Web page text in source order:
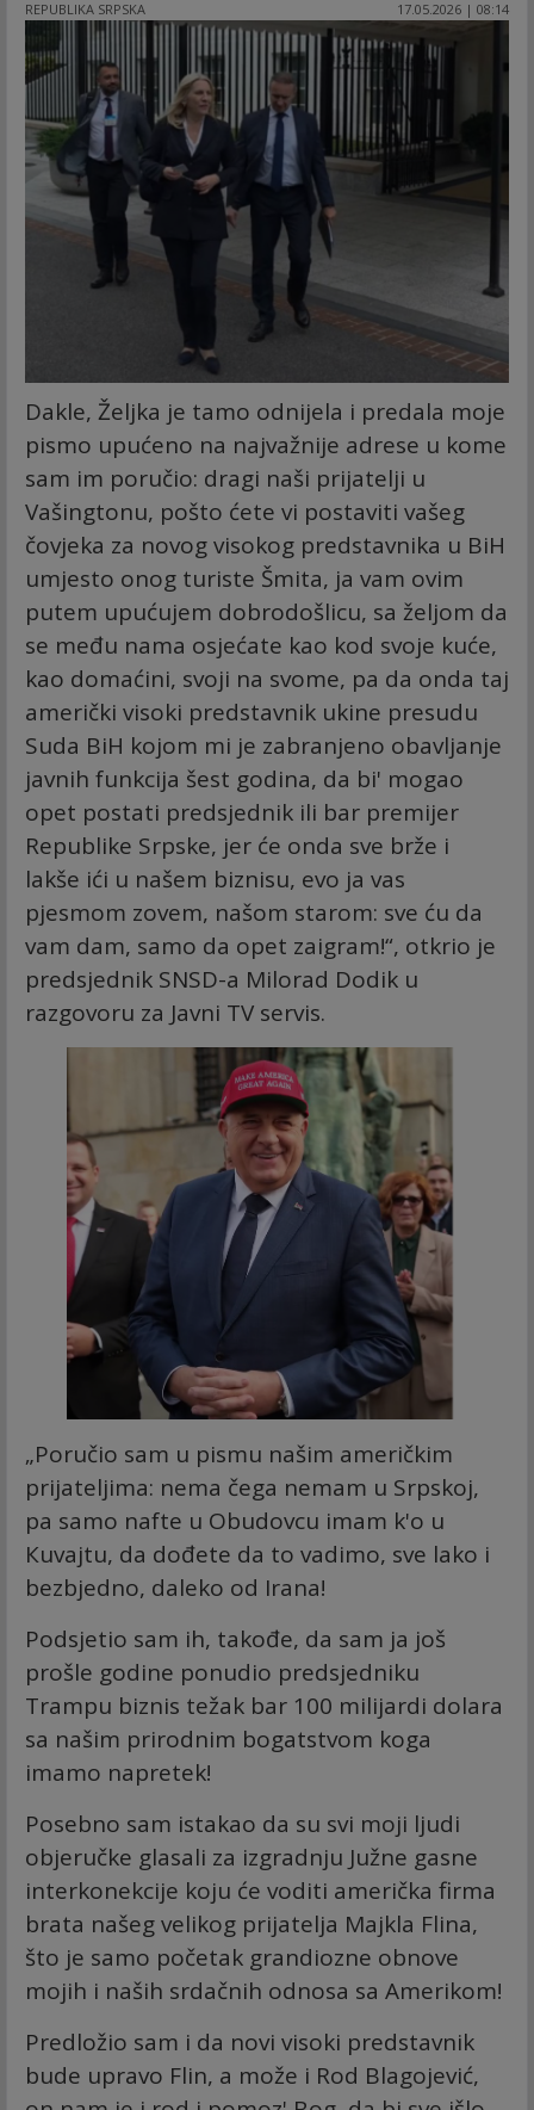
REPUBLIKA SRPSKA 17.05.2026 | 08:14
Dakle, Željka je tamo odnijela i predala moje
pismo upućeno na najvažnije adrese u kome
sam im poručio: dragi naši prijatelji u
Vašingtonu, pošto ćete vi postaviti vašeg
čovjeka za novog visokog predstavnika u BiH
umjesto onog turiste Šmita, ja vam ovim
putem upućujem dobrodošlicu, sa željom da
se među nama osjećate kao kod svoje kuće,
kao domaćini, svoji na svome, pa da onda taj
američki visoki predstavnik ukine presudu
Suda BiH kojom mi je zabranjeno obavljanje
javnih funkcija šest godina, da bi' mogao
opet postati predsjednik ili bar premijer
Republike Srpske, jer će onda sve brže i
lakše ići u našem biznisu, evo ja vas
pjesmom zovem, našom starom: sve ću da
vam dam, samo da opet zaigram!“, otkrio je
predsjednik SNSD-a Milorad Dodik u
razgovoru za Javni TV servis.
„Poručio sam u pismu našim američkim
prijateljima: nema čega nemam u Srpskoj,
pa samo nafte u Obudovcu imam k'o u
Кuvajtu, da dođete da to vadimo, sve lako i
bezbjedno, daleko od Irana!
Podsjetio sam ih, takođe, da sam ja još
prošle godine ponudio predsjedniku
Trampu biznis težak bar 100 milijardi dolara
sa našim prirodnim bogatstvom koga
imamo napretek!
Posebno sam istakao da su svi moji ljudi
objeručke glasali za izgradnju Južne gasne
interkonekcije koju će voditi američka firma
brata našeg velikog prijatelja Majkla Flina,
što je samo početak grandiozne obnove
mojih i naših srdačnih odnosa sa Amerikom!
Predložio sam i da novi visoki predstavnik
bude upravo Flin, a može i Rod Blagojević,